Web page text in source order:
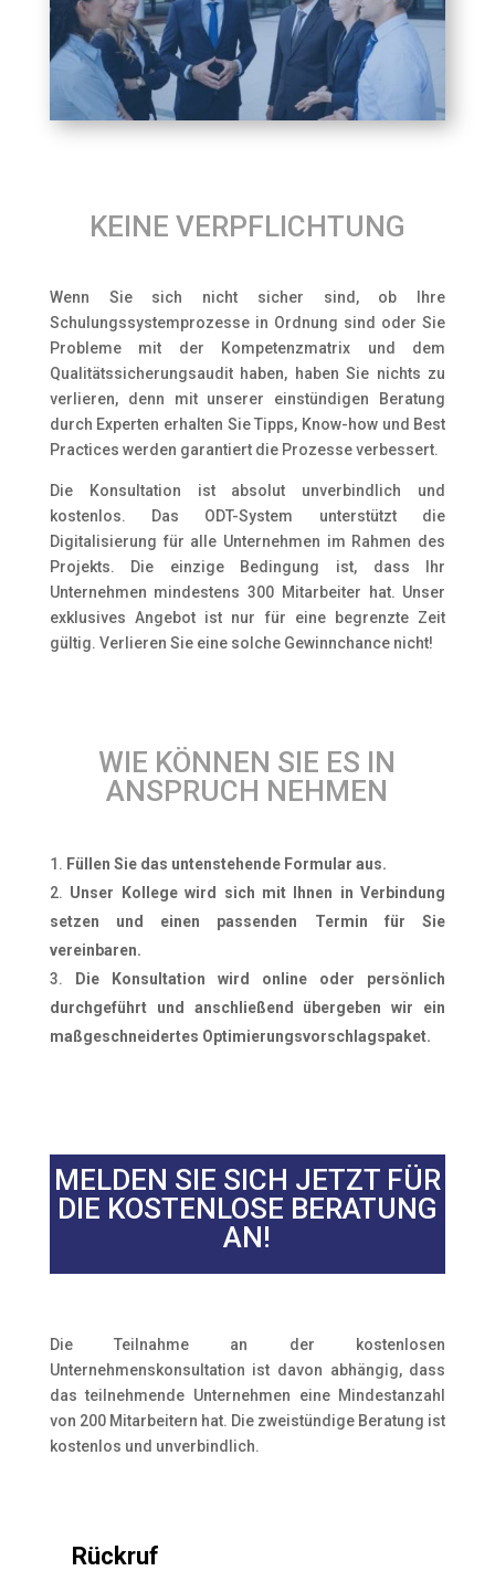
KEINE VERPFLICHTUNG
Wenn Sie sich nicht sicher sind, ob Ihre
Schulungssystemprozesse in Ordnung sind oder Sie
Probleme mit der Kompetenzmatrix und dem
Qualitätssicherungsaudit haben, haben Sie nichts zu
verlieren, denn mit unserer einstündigen Beratung
durch Experten erhalten Sie Tipps, Know-how und Best
Practices werden garantiert die Prozesse verbessert.
Die Konsultation ist absolut unverbindlich und
kostenlos. Das ODT-System unterstützt die
Digitalisierung für alle Unternehmen im Rahmen des
Projekts. Die einzige Bedingung ist, dass Ihr
Unternehmen mindestens 300 Mitarbeiter hat. Unser
exklusives Angebot ist nur für eine begrenzte Zeit
gültig. Verlieren Sie eine solche Gewinnchance nicht!
WIE KÖNNEN SIE ES IN
ANSPRUCH NEHMEN
Füllen Sie das untenstehende Formular aus.
Unser Kollege wird sich mit Ihnen in Verbindung
setzen und einen passenden Termin für Sie
vereinbaren.
Die Konsultation wird online oder persönlich
durchgeführt und anschließend übergeben wir ein
maßgeschneidertes Optimierungsvorschlagspaket.
MELDEN SIE SICH JETZT FÜR
DIE KOSTENLOSE BERATUNG
AN!
Die Teilnahme an der kostenlosen
Unternehmenskonsultation ist davon abhängig, dass
das teilnehmende Unternehmen eine Mindestanzahl
von 200 Mitarbeitern hat. Die zweistündige Beratung ist
kostenlos und unverbindlich.
Rückruf